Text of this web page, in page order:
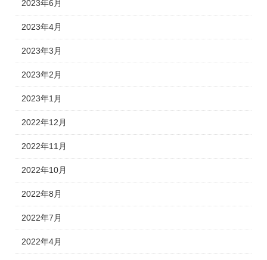
2023年6月
2023年4月
2023年3月
2023年2月
2023年1月
2022年12月
2022年11月
2022年10月
2022年8月
2022年7月
2022年4月